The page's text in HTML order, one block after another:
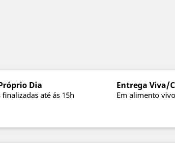
Dia
até ás 15h
Entrega Viva/
Em alimento